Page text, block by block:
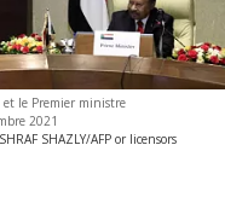
et le Premier ministre
2021
SHAZLY/AFP or licensors